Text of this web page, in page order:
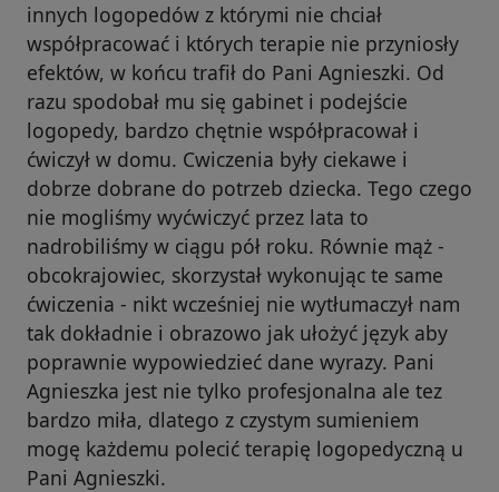
innych logopedów z którymi nie chciał
współpracować i których terapie nie przyniosły
efektów, w końcu trafił do Pani Agnieszki. Od
razu spodobał mu się gabinet i podejście
logopedy, bardzo chętnie współpracował i
ćwiczył w domu. Cwiczenia były ciekawe i
dobrze dobrane do potrzeb dziecka. Tego czego
nie mogliśmy wyćwiczyć przez lata to
nadrobiliśmy w ciągu pół roku. Równie mąż -
obcokrajowiec, skorzystał wykonując te same
ćwiczenia - nikt wcześniej nie wytłumaczył nam
tak dokładnie i obrazowo jak ułożyć język aby
poprawnie wypowiedzieć dane wyrazy. Pani
Agnieszka jest nie tylko profesjonalna ale tez
bardzo miła, dlatego z czystym sumieniem
mogę każdemu polecić terapię logopedyczną u
Pani Agnieszki.